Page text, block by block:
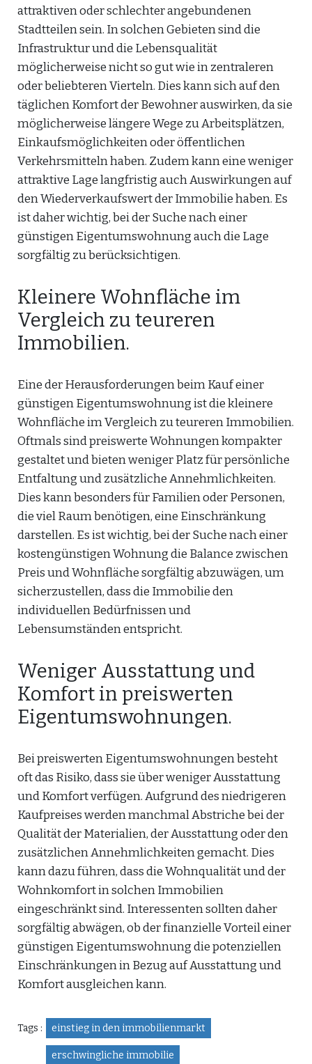
attraktiven oder schlechter angebundenen
Stadtteilen sein. In solchen Gebieten sind die
Infrastruktur und die Lebensqualität
möglicherweise nicht so gut wie in zentraleren
oder beliebteren Vierteln. Dies kann sich auf den
täglichen Komfort der Bewohner auswirken, da sie
möglicherweise längere Wege zu Arbeitsplätzen,
Einkaufsmöglichkeiten oder öffentlichen
Verkehrsmitteln haben. Zudem kann eine weniger
attraktive Lage langfristig auch Auswirkungen auf
den Wiederverkaufswert der Immobilie haben. Es
ist daher wichtig, bei der Suche nach einer
günstigen Eigentumswohnung auch die Lage
sorgfältig zu berücksichtigen.
Kleinere Wohnfläche im
Vergleich zu teureren
Immobilien.
Eine der Herausforderungen beim Kauf einer
günstigen Eigentumswohnung ist die kleinere
Wohnfläche im Vergleich zu teureren Immobilien.
Oftmals sind preiswerte Wohnungen kompakter
gestaltet und bieten weniger Platz für persönliche
Entfaltung und zusätzliche Annehmlichkeiten.
Dies kann besonders für Familien oder Personen,
die viel Raum benötigen, eine Einschränkung
darstellen. Es ist wichtig, bei der Suche nach einer
kostengünstigen Wohnung die Balance zwischen
Preis und Wohnfläche sorgfältig abzuwägen, um
sicherzustellen, dass die Immobilie den
individuellen Bedürfnissen und
Lebensumständen entspricht.
Weniger Ausstattung und
Komfort in preiswerten
Eigentumswohnungen.
Bei preiswerten Eigentumswohnungen besteht
oft das Risiko, dass sie über weniger Ausstattung
und Komfort verfügen. Aufgrund des niedrigeren
Kaufpreises werden manchmal Abstriche bei der
Qualität der Materialien, der Ausstattung oder den
zusätzlichen Annehmlichkeiten gemacht. Dies
kann dazu führen, dass die Wohnqualität und der
Wohnkomfort in solchen Immobilien
eingeschränkt sind. Interessenten sollten daher
sorgfältig abwägen, ob der finanzielle Vorteil einer
günstigen Eigentumswohnung die potenziellen
Einschränkungen in Bezug auf Ausstattung und
Komfort ausgleichen kann.
Tags : einstieg in den immobilienmarkt
erschwingliche immobilie